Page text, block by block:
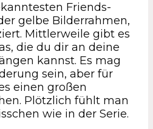
Friends-
gelbe Bilderrahmen,
Mittlerweile gibt es
die du dir an deine
kannst. Es mag
sein, aber für
einen großen
Plötzlich fühlt man
wie in der Serie.